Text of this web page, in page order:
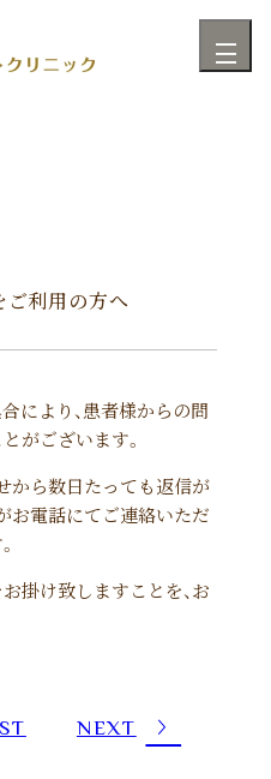
ご利用の方へ
により、患者様からの問
がございます。
から数日たっても返信が
お電話にてご連絡いただ
掛け致しますことを、お
NEXT